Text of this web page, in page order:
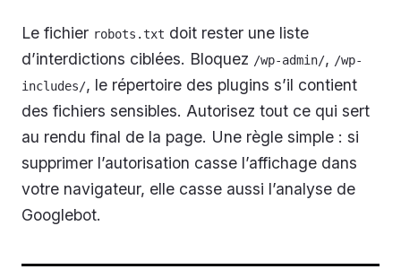
Le fichier robots.txt doit rester une liste
d’interdictions ciblées. Bloquez /wp-admin/, /wp-
includes/, le répertoire des plugins s’il contient
des fichiers sensibles. Autorisez tout ce qui sert
au rendu final de la page. Une règle simple : si
supprimer l’autorisation casse l’affichage dans
votre navigateur, elle casse aussi l’analyse de
Googlebot.